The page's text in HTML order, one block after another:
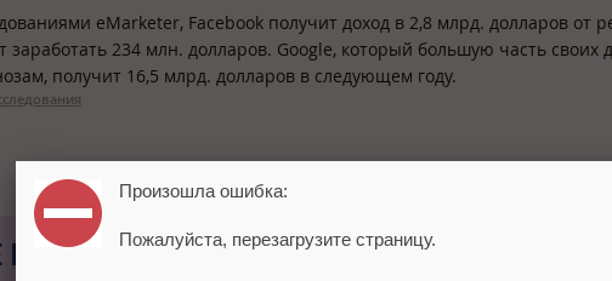
eMarketer, Facebook получит доход в 2,8 млрд. долларов от
заработать 234 млн. долларов. Google, который большую часть своих
получит 16,5 млрд. долларов в следующем году.
Произошла ошибка:
Пожалуйста, перезагрузите страницу.